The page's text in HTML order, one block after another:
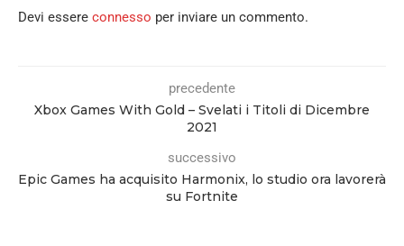
Devi essere connesso per inviare un commento.
precedente
Xbox Games With Gold – Svelati i Titoli di Dicembre
2021
successivo
Epic Games ha acquisito Harmonix, lo studio ora lavorerà
su Fortnite